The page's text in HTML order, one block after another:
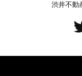
渋井不動